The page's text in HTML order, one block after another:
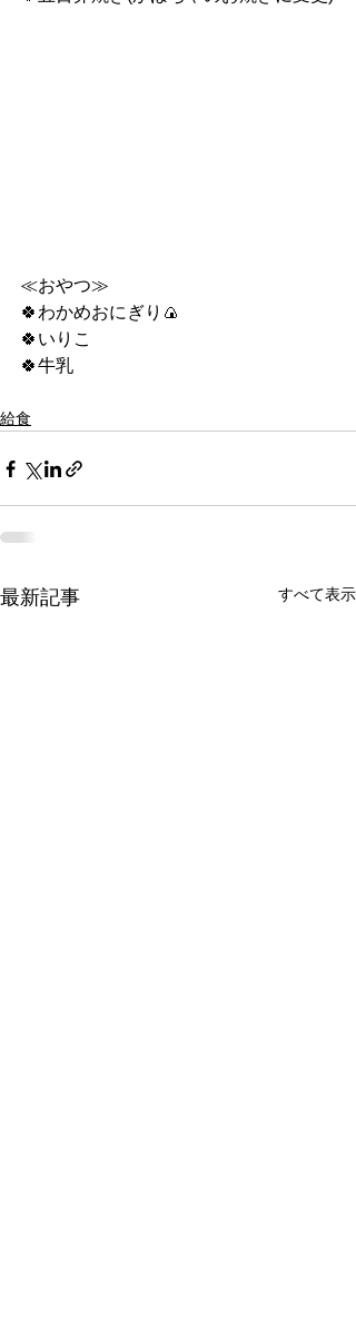
≪おやつ≫
🍀わかめおにぎり🍙
🍀いりこ
🍀牛乳
給食
最新記事 すべて表示